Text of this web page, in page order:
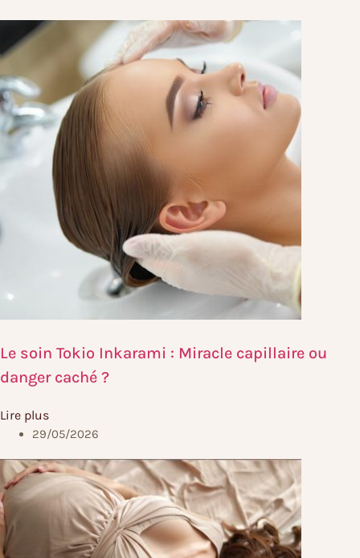
Le soin Tokio Inkarami : Miracle capillaire ou
danger caché ?
Lire plus
29/05/2026